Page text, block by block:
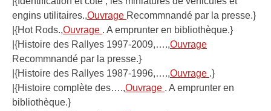
engins utilitaires.,Ouvrage Recommnandé par la presse.}
|{Hot Rods.,Ouvrage . A emprunter en bibliothèque.}
|{Histoire des Rallyes 1997-2009,….,Ouvrage
Recommnandé par la presse.}
|{Histoire des Rallyes 1987-1996,….,Ouvrage .}
|{Histoire complète des….,Ouvrage . A emprunter en
bibliothèque.}